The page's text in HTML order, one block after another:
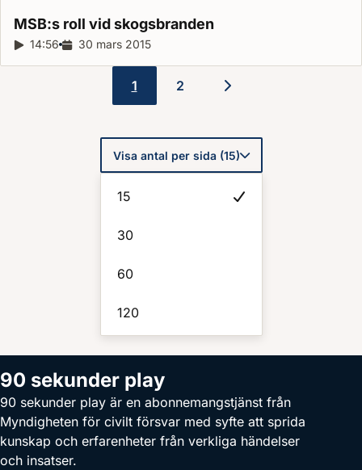
MSB:s roll vidskogsbranden
Reportagelängd:
14:56 Releasedatum:
30 mars 2015
1 2
Visa antal per sida (15)
15
30
60
120
90 sekunder play
90 sekunder play är en abonnemangstjänst från
Myndigheten för civilt försvar med syfte att sprida
kunskap och erfarenheter från verkliga händelser
och insatser.